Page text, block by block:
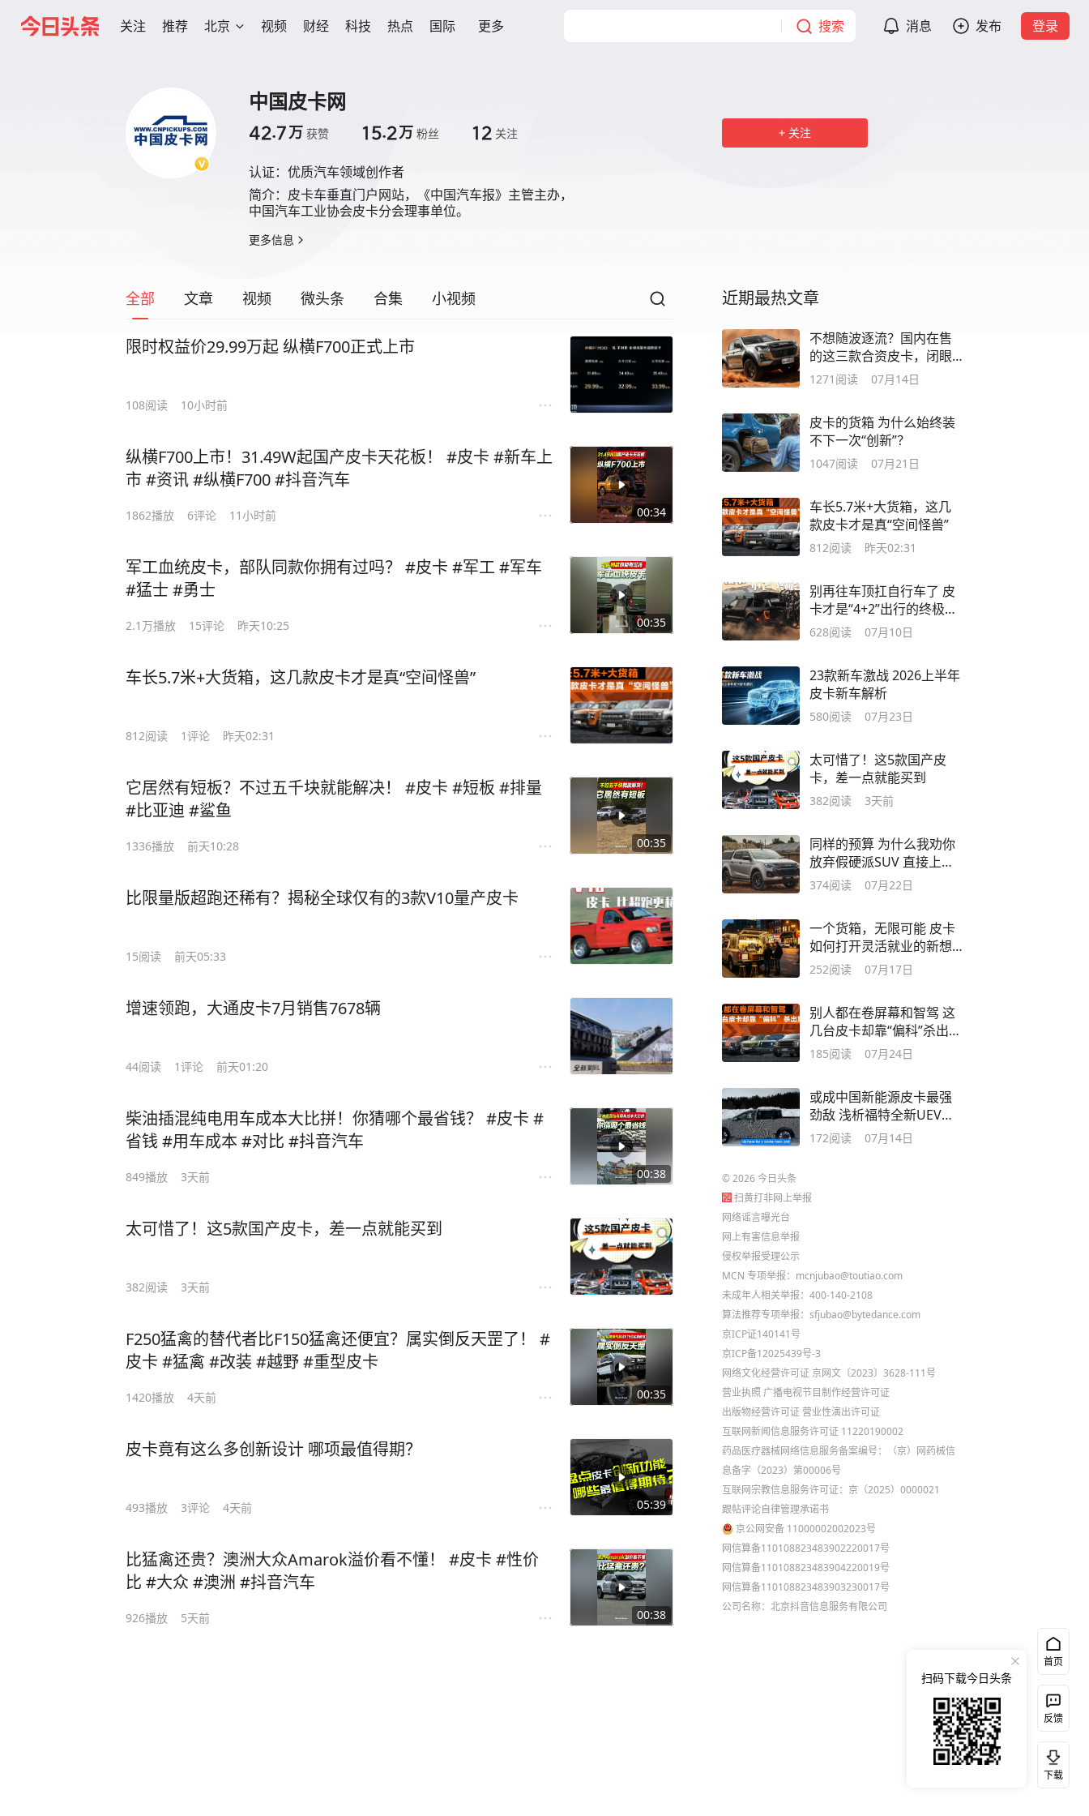
关注 推荐 北京 视频 财经 科技 热点 国际 更多 搜索 消息 发布 登录
中国皮卡网
42.7万 获赞 15.2万 粉丝 12 关注
认证： 优质汽车领域创作者
简介： 皮卡车垂直门户网站，《中国汽车报》主管主办，
中国汽车工业协会皮卡分会理事单位。
更多信息
关注
全部 文章 视频 微头条 合集 小视频
限时权益价29.99万起 纵横F700正式上市
108阅读 10小时前
00:34
纵横F700上市！31.49W起国产皮卡天花板！ #皮卡 #新车上
市 #资讯 #纵横F700 #抖音汽车
1862播放 6评论 11小时前
00:35
军工血统皮卡，部队同款你拥有过吗？ #皮卡 #军工 #军车
#猛士 #勇士
2.1万播放 15评论 昨天10:25
车长5.7米+大货箱，这几款皮卡才是真“空间怪兽”
812阅读 1评论 昨天02:31
00:35
它居然有短板？不过五千块就能解决！ #皮卡 #短板 #排量
#比亚迪 #鲨鱼
1336播放 前天10:28
比限量版超跑还稀有？揭秘全球仅有的3款V10量产皮卡
15阅读 前天05:33
增速领跑，大通皮卡7月销售7678辆
44阅读 1评论 前天01:20
00:38
柴油插混纯电用车成本大比拼！你猜哪个最省钱？ #皮卡 #
省钱 #用车成本 #对比 #抖音汽车
849播放 3天前
太可惜了！这5款国产皮卡，差一点就能买到
382阅读 3天前
00:35
F250猛禽的替代者比F150猛禽还便宜？属实倒反天罡了！ #
皮卡 #猛禽 #改装 #越野 #重型皮卡
1420播放 4天前
05:39
皮卡竟有这么多创新设计 哪项最值得期？
493播放 3评论 4天前
00:38
比猛禽还贵？澳洲大众Amarok溢价看不懂！ #皮卡 #性价
比 #大众 #澳洲 #抖音汽车
926播放 5天前
近期最热文章
不想随波逐流？国内在售
的这三款合资皮卡，闭眼
买都错不了
1271 阅读 07月14日
皮卡的货箱 为什么始终装
不下一次“创新”？
1047阅读 07月21日
车长5.7米+大货箱，这几
款皮卡才是真“空间怪兽”
812阅读 昨天02:31
别再往车顶扛自行车了 皮
卡才是“4+2”出行的终极形
态
628阅读 07月10日
23款新车激战 2026上半年
皮卡新车解析
580阅读 07月23日
太可惜了！这5款国产皮
卡，差一点就能买到
382阅读 3天前
同样的预算 为什么我劝你
放弃假硬派SUV 直接上真
越野皮卡？
374阅读 07月22日
一个货箱，无限可能 皮卡
如何打开灵活就业的新想
象
252阅读 07月17日
别人都在卷屏幕和智驾 这
几台皮卡却靠“偏科”杀出重
围
185阅读 07月24日
或成中国新能源皮卡最强
劲敌 浅析福特全新UEV纯
电皮卡
172阅读 07月14日
©2026今日头条
扫黄打非网上举报
网络谣言曝光台
网上有害信息举报
侵权举报受理公示
MCN 专项举报：mcnjubao@toutiao.com
未成年人相关举报：400-140-2108
算法推荐专项举报：sfjubao@bytedance.com
京ICP证140141号
京ICP备12025439号-3
网络文化经营许可证 京网文〔2023〕3628-111号
营业执照 广播电视节目制作经营许可证
出版物经营许可证 营业性演出许可证
互联网新闻信息服务许可证 11220190002
药品医疗器械网络信息服务备案编号：（京）网药械信
息备字（2023）第00006号
互联网宗教信息服务许可证：京（2025）0000021
跟帖评论自律管理承诺书
京公网安备 11000002002023号
网信算备110108823483902220017号
网信算备110108823483904220019号
网信算备110108823483903230017号
公司名称：北京抖音信息服务有限公司
首页
反馈
下载
扫码下载今日头条